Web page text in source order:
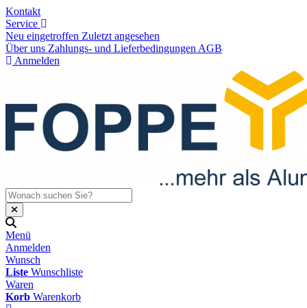
Kontakt
Service
Neu eingetroffen Zuletzt angesehen
Über uns Zahlungs- und Lieferbedingungen AGB
Anmelden
Menü
Anmelden
Wunsch
Liste Wunschliste
Waren
Korb Warenkorb